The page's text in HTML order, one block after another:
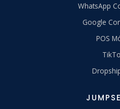
WhatsApp
Google
POS